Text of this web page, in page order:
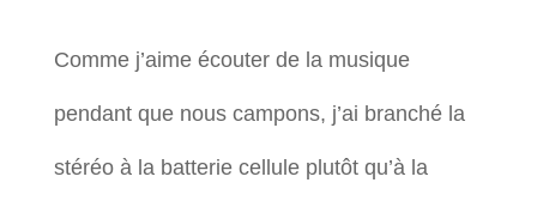
Comme j’aime écouter de la musique
pendant que nous campons, j’ai branché la
stéréo à la batterie cellule plutôt qu’à la